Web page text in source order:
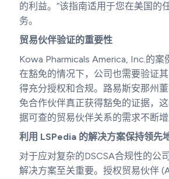
的利益。”该指南适用于您在美国的
务。
贸易伙伴验证的重要性
Kowa Pharmicals America, Inc.的案
在豁免的情况下，公司也需要验证
得充分授权和合规。路易斯安那州
免合作伙伴真正获得豁免的证据，
据可查的贸易伙伴关系的需求不断增
利用 LSPedia 的解决方案保持领先
对于应对复杂的DSCSA合规性的公
解决方案至关重要。授权贸易伙伴